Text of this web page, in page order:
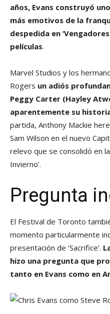
años, Evans construyó
más emotivos de la
despedida en
películas.
Marvel Studios y los
Rogers un adiós
Peggy Carter (Hayley
aparentemente su
partida, Anthony Mackie
Sam Wilson en el nuevo
relevo que se consolidó en
Invierno’.
Pregunta
El Festival de Toronto
momento particularmente
presentación de ‘Sacrifice’.
hizo una pregunta que
tanto en Evans como en